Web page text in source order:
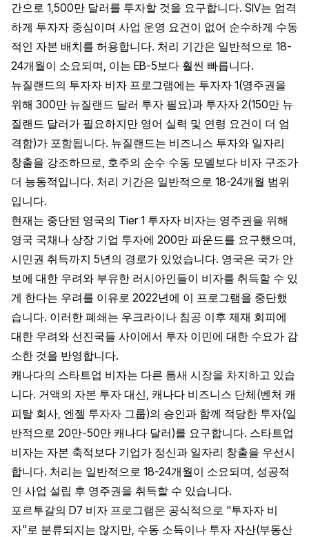
간으로 1,500만 달러를 투자할 것을 요구합니다. SIV는 엄격
하게 투자자 중심이며 사업 운영 요건이 없어 순수하게 수동
적인 자본 배치를 허용합니다. 처리 기간은 일반적으로 18-
24개월이 소요되며, 이는 EB-5보다 훨씬 빠릅니다.
뉴질랜드의 투자자 비자 프로그램에는 투자자 1(영주권을
위해 300만 뉴질랜드 달러 투자 필요)과 투자자 2(150만 뉴
질랜드 달러가 필요하지만 영어 실력 및 연령 요건이 더 엄
격함)가 포함됩니다. 뉴질랜드는 비즈니스 투자와 일자리
창출을 강조하므로, 호주의 순수 수동 모델보다 비자 구조가
더 능동적입니다. 처리 기간은 일반적으로 18-24개월 범위
입니다.
현재는 중단된 영국의 Tier 1 투자자 비자는 영주권을 위해
영국 국채나 상장 기업 투자에 200만 파운드를 요구했으며,
시민권 취득까지 5년의 경로가 있었습니다. 영국은 국가 안
보에 대한 우려와 부유한 러시아인들이 비자를 취득할 수 있
게 한다는 우려를 이유로 2022년에 이 프로그램을 중단했
습니다. 이러한 폐쇄는 우크라이나 침공 이후 제재 회피에
대한 우려와 선진국들 사이에서 투자 이민에 대한 수요가 감
소한 것을 반영합니다.
캐나다의 스타트업 비자는 다른 틈새 시장을 차지하고 있습
니다. 거액의 자본 투자 대신, 캐나다 비즈니스 단체(벤처 캐
피탈 회사, 엔젤 투자자 그룹)의 승인과 함께 적당한 투자(일
반적으로 20만-50만 캐나다 달러)를 요구합니다. 스타트업
비자는 자본 축적보다 기업가 정신과 일자리 창출을 우선시
합니다. 처리는 일반적으로 18-24개월이 소요되며, 성공적
인 사업 설립 후 영주권을 취득할 수 있습니다.
포르투갈의 D7 비자 프로그램은 공식적으로 "투자자 비
자"로 분류되지는 않지만, 수동 소득이나 투자 자산(부동산